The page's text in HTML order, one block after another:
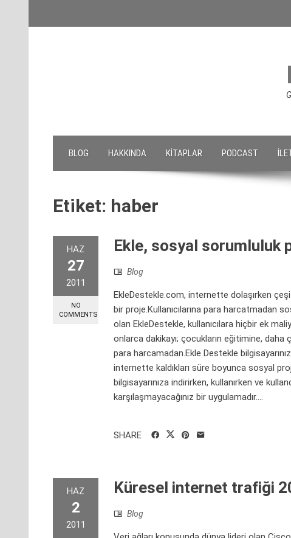
BLOG HAKKINDA KITAPLAR PODCAST
Etiket: haber
HAZ
27
2011
NO
COMMENTS
Ekle, sosyal sorumluluk
Blog
EkleDestekle.com, internette dolaşırken
bir proje.Kullanıcılarına para harcatmadan
olan EkleDestekle, kullanıcılara hiçbir ek
onlarca dakikayı; çocukların eğitimine,
para harcamadan.Ekle Destekle
internette kaldıkları süre boyunca sosyal
bilgisayarınıza indirirken, kullanırken ve
karşılaşmayacağınız bir uygulamadır....
SHARE
HAZ
2
2011
Küresel internet trafiği
Blog